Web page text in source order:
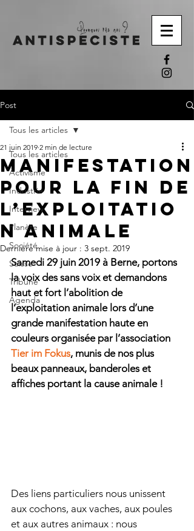
Post
Tous les articles
Activisme
Industrie
Interview
Planète
Société
Suisse
Tribune
Agenda
Tous les articles
Manifestation
pour la fin de
l’exploitatio
n animale
21 juin 2019 2 min de lecture
Dernière mise à jour : 3 sept. 2019
Samedi 29 juin 2019 à Berne, portons
la voix des sans voix et demandons
haut et fort l’abolition de
l’exploitation animale lors d’une
grande manifestation haute en
couleurs organisée par l’association
Tier im Fokus, munis de nos plus
beaux panneaux, banderoles et
affiches portant la cause animale !
Des liens particuliers nous unissent
aux cochons, aux vaches, aux poules
et aux autres animaux : nous